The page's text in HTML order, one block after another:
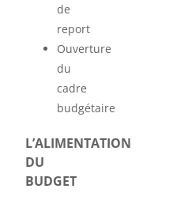
de
report
Ouverture
du
cadre
budgétaire
L’ALIMENTATION
DU
BUDGET